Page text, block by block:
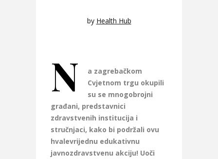
by Health Hub
N
a zagrebačkom
Cvjetnom trgu okupili
su se mnogobrojni
građani, predstavnici
zdravstvenih institucija i
stručnjaci, kako bi podržali ovu
hvalevrijednu edukativnu
javnozdravstvenu akciju! Uoči